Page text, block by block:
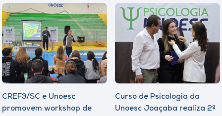
CREF3/SC e Unoesc
promovem workshop de
Curso de Psicologia da
Unoesc Joaçaba realiza 2ª